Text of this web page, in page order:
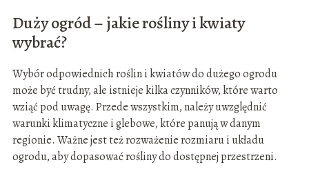
Duży ogród – jakie rośliny i kwiaty
wybrać?
Wybór odpowiednich roślin i kwiatów do dużego ogrodu
może być trudny, ale istnieje kilka czynników, które warto
wziąć pod uwagę. Przede wszystkim, należy uwzględnić
warunki klimatyczne i glebowe, które panują w danym
regionie. Ważne jest też rozważenie rozmiaru i układu
ogrodu, aby dopasować rośliny do dostępnej przestrzeni.